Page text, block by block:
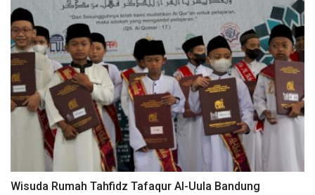
Wisuda Rumah Tahfidz Tafaqur Al-Uula Bandung